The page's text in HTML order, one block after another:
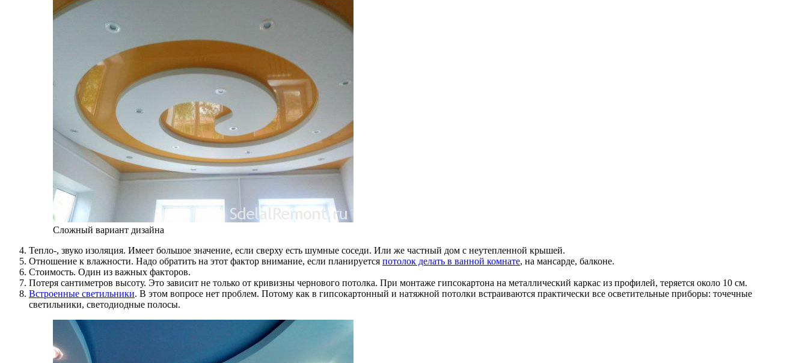
Сложный вариант дизайна
Тепло-, звуко изоляция. Имеет большое значение, если сверху есть шумные соседи. Или же частный дом с неутепленной крышей.
Отношение к влажности. Надо обратить на этот фактор внимание, если планируется потолок делать в ванной комнате, на мансарде, балконе.
Стоимость. Один из важных факторов.
Потеря сантиметров высоту. Это зависит не только от кривизны чернового потолка. При монтаже гипсокартона на металлический каркас из профилей, теряется около 10 см.
Встроенные светильники. В этом вопросе нет проблем. Потому как в гипсокартонный и натяжной потолки встраиваются практически все осветительные приборы: точечные
светильники, светодиодные полосы.